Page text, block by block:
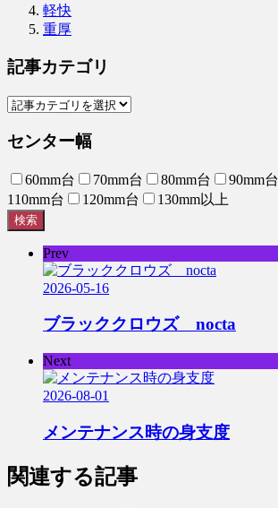
軽快
重厚
記事カテゴリ
センター幅
60mm台 70mm台 80mm台 90mm台
110mm台
120mm台 130mm以上
検索
Prev
2026-05-16
ブラッククロウズ nocta
Next
2026-08-01
メンテナンス時の身支度
関連する記事